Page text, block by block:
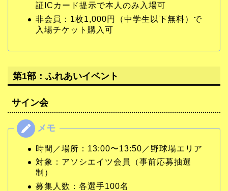
証ICカード提示で本人のみ入場可
非会員：1枚1,000円（中学生以下無料）で
入場チケット購入可
第1部：ふれあいイベント
サイン会
時間／場所：13:00〜13:50／野球場エリア
対象：アソシエイツ会員（事前応募抽選
制）
募集人数：各選手100名